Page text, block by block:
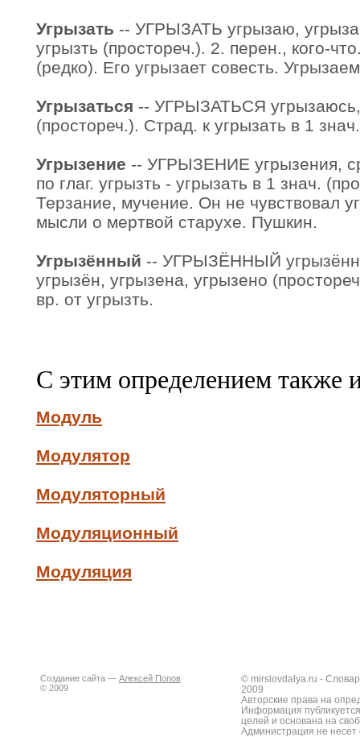
Угрызать -- УГРЫЗАТЬ угрызаю,
угрызть (простореч.). 2. перен., кого-
(редко). Его угрызает совесть.
Угрызаться -- УГРЫЗАТЬСЯ
(простореч.). Страд. к угрызать в 1 знач.
Угрызение -- УГРЫЗЕНИЕ угрызения,
по глаг. угрызть - угрызать в 1 знач.
Терзание, мучение. Он не чувствовал
мысли о мертвой старухе. Пушкин.
Угрызённый -- УГРЫЗЁННЫЙ
угрызён, угрызена, угрызено
вр. от угрызть.
С этим определением также
Модуль
Модулятор
Модуляторный
Модуляционный
Модуляция
Создание сайта — Алексей Попов
© 2009
© mirslovdalya.ru -
2009
Авторские права на
Информация
целей и основана на
Администрация не несет